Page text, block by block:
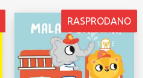
RASPRODANO